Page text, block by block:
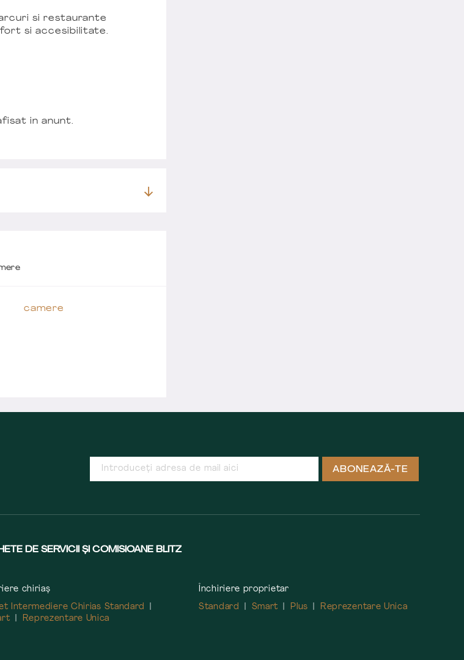
si restaurante
si accesibilitate.
in anunt.
camere
ABONEAZĂ-TE
DE SERVICII ȘI COMISIOANE BLITZ
chiriaș
Intermediere Chirias Standard
Reprezentare Unica
Închiriere proprietar
Standard
Smart Plus Reprezentare Unica